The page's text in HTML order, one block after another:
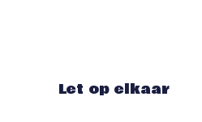
Let op elkaar